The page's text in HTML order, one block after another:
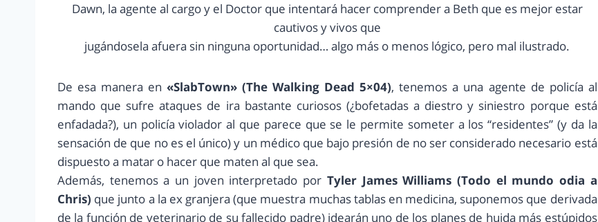
Dawn, la agente al cargo y el Doctor que intentará hacer comprender a Beth que es mejor estar
cautivos y vivos que
jugándosela afuera sin ninguna oportunidad… algo más o menos lógico, pero mal ilustrado.
De esa manera en«SlabTown» (The Walking Dead 5×04), tenemos a una agente de policía al
mando que sufre ataques de ira bastante curiosos (¿bofetadas a diestro y siniestro porque está
enfadada?), un policía violador al que parece que se le permite someter a los “residentes” (y da la
sensación de que no es el único) y un médico que bajo presión de no ser considerado necesario está
dispuesto a matar o hacer que maten al que sea.
Además, tenemos a un joven interpretado por Tyler James Williams (Todo el mundo odia a
Chris) que junto a la ex granjera (que muestra muchas tablas en medicina, suponemos que derivada
de la función de veterinario de su fallecido padre) idearán uno de los planes de huida más estúpidos